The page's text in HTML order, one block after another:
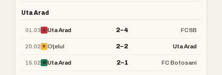
Uta Arad
01.03 L Uta Arad 2–4 FCSB
20.02 D Oţelul 2–2 Uta Arad
15.02 W Uta Arad 2–1 FC Botosani